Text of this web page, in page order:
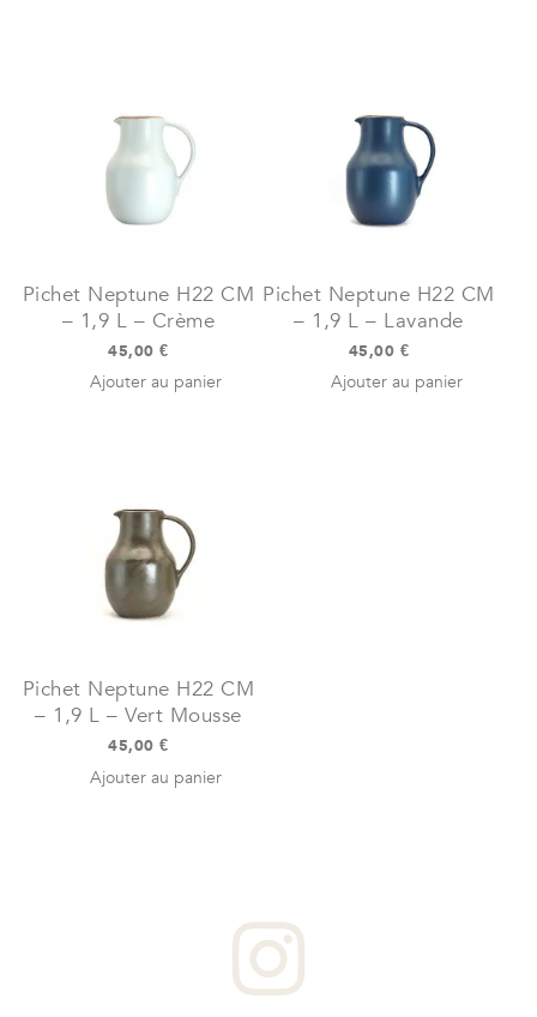
Pichet Neptune H22 CM
– 1,9 L – Crème
45,00€
Ajouter au panier
Pichet Neptune H22 CM
– 1,9 L – Lavande
45,00 €
Ajouter au panier
Pichet Neptune H22 CM
– 1,9 L – Vert Mousse
45,00€
Ajouter au panier